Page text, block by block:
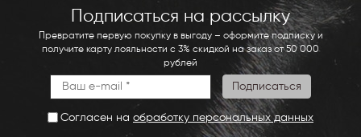
Подписаться на рассылку
Превратите первую покупку в выгоду – оформите подписку и
получите карту лояльности с 3% скидкой на заказ от 50 000
рублей
Согласен на обработку персональных данных